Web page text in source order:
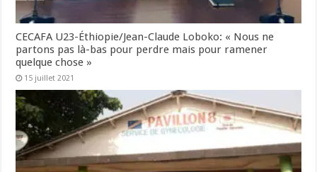
CECAFA U23-Éthiopie/Jean-Claude Loboko: « Nous ne
partons pas là-bas pour perdre mais pour ramener
quelque chose »
15 juillet 2021